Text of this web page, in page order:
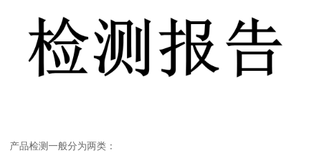
产品检测一般分为两类：